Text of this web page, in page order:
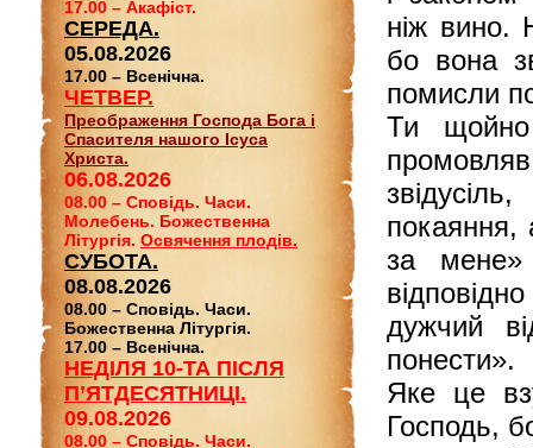
17.00 – Акафіст.
СЕРЕДА.
05.08.2026
17.00 – Всенічна.
ЧЕТВЕР.
Преображення Господа Бога і
Спасителя нашого Ісуса
Христа.
06.08.2026
08.00 – Сповідь. Часи.
Молебень. Божественна
Літургія. Освячення плодів.
СУБОТА.
08.08.2026
08.00 – Сповідь. Часи.
Божественна Літургія.
17.00 – Всенічна.
НЕДІЛЯ 10-ТА ПІСЛЯ
П’ЯТДЕСЯТНИЦІ.
09.08.2026
08.00 – Сповідь. Часи.
ніж вино.
бо вона
помисли
Ти щойно
покаяння,
за
дужчий
понести».
Яке це
Господь,